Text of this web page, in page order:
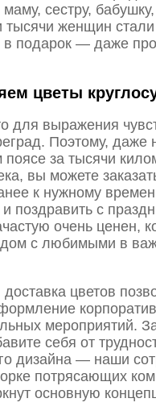
сестру, бабушку,
тысячи женщин стали
в подарок — даже
цветы
для выражения
Поэтому, даже
поясе за тысячи
вы можете
к нужному
поздравить с
очень ценен,
с любимыми в
доставка цветов
мероприятий.
себя от
дизайна — наши
потрясающих
основную